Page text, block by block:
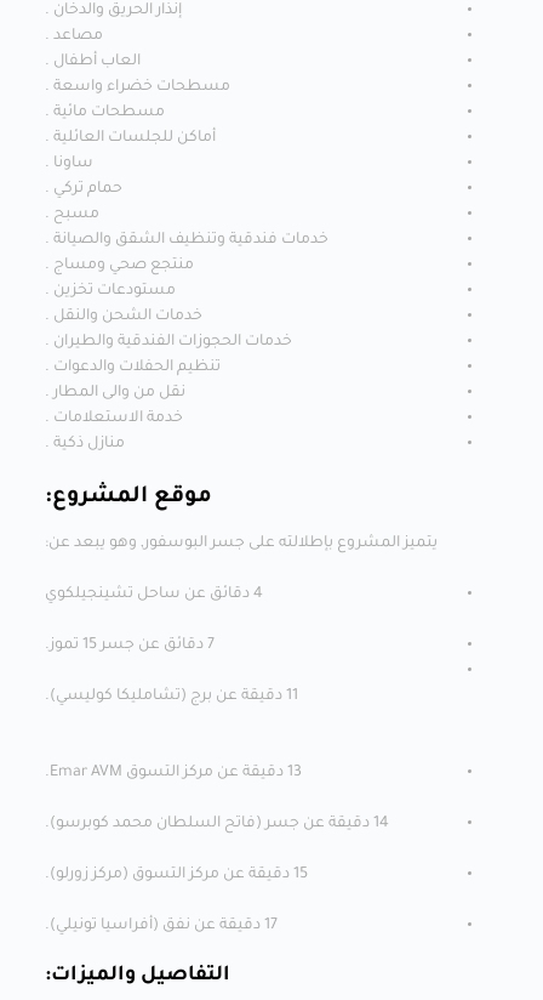
إنذار الحريق والدخان .
مصاعد .
العاب أطفال .
مسطحات خضراء واسعة .
مسطحات مائية .
أماكن للجلسات العائلية .
ساونا .
حمام تركي .
مسبح .
خدمات فندقية وتنظيف الشقق والصيانة .
منتجع صحي ومساج .
مستودعات تخزين .
خدمات الشحن والنقل .
خدمات الحجوزات الفندقية والطيران .
تنظيم الحفلات والدعوات .
نقل من والى المطار .
خدمة الاستعلامات .
منازل ذكية .
موقع المشروع:
يتميز المشروع بإطلالته على جسر البوسفور, وهو يبعد عن:
4 دقائق عن ساحل تشينجيلكوي
7 دقائق عن جسر 15 تموز.
11 دقيقة عن برج (تشامليكا كوليسي).
13 دقيقة عن مركز التسوق Emar AVM.
14 دقيقة عن جسر (فاتح السلطان محمد كوبرسو).
15 دقيقة عن مركز التسوق (مركز زورلو).
17 دقيقة عن نفق (أفراسيا تونيلي).
التفاصيل والميزات: